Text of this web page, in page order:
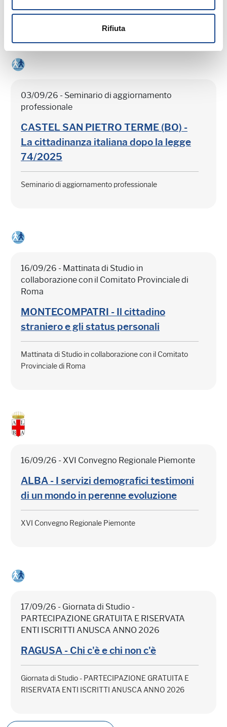
Rifiuta
Seminario di aggiornamento professionale
03/09/26 - Seminario di aggiornamento
professionale
CASTEL SAN PIETRO TERME (BO) -
La cittadinanza italiana dopo la legge
74/2025
Seminario di aggiornamento professionale
16/09/26 - Mattinata di Studio in
collaborazione con il Comitato Provinciale di
Roma
MONTECOMPATRI - Il cittadino
straniero e gli status personali
Mattinata di Studio in collaborazione con il Comitato
Provinciale di Roma
16/09/26 - XVI Convegno Regionale Piemonte
ALBA - I servizi demografici testimoni
di un mondo in perenne evoluzione
XVI Convegno Regionale Piemonte
17/09/26 - Giornata di Studio -
PARTECIPAZIONE GRATUITA E RISERVATA
ENTI ISCRITTI ANUSCA ANNO 2026
RAGUSA - Chi c'è e chi non c'è
Giornata di Studio - PARTECIPAZIONE GRATUITA E
RISERVATA ENTI ISCRITTI ANUSCA ANNO 2026